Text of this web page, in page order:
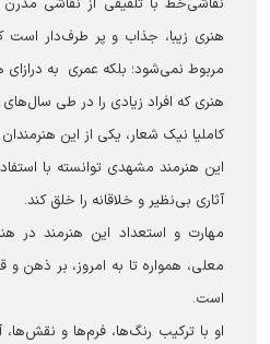
نقاشی‌خط با تلفیقی از نقاشی
هنری زیبا، جذاب و پر طرف‌دار
مربوط نمی‌شود؛ بلکه عمری به درازای
هنری که افراد زیادی را در طی
کاملیا نیک شعار، یکی از این
این هنرمند مشهدی توانسته با
آثاری بی‌نظیر و خلاقانه را خلق کند.
مهارت و استعداد این هنرمند در
معلی، همواره تا به امروز، بر ذهن و
است.
او با ترکیب رنگ‌ها، فرم‌ها و نقش‌ها،